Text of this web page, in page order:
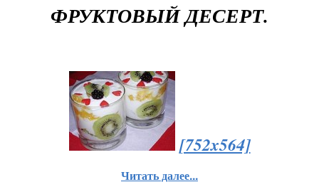
ФРУКТОВЫЙ ДЕСЕРТ.
[752x564]
Читать далее...